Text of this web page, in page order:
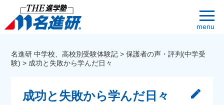
menu
名進研 中学校、高校別受験体験記 >保護者の声・評判(中学受
験) > 成功と失敗から学んだ日々
成功と失敗から学んだ日々